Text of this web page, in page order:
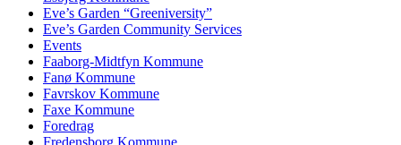
Eve’s Garden “Greeniversity”
Eve’s Garden Community Services
Events
Faaborg-Midtfyn Kommune
Fanø Kommune
Favrskov Kommune
Faxe Kommune
Foredrag
Fredensborg Kommune